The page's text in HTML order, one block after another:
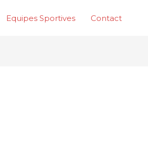
Equipes Sportives Contact